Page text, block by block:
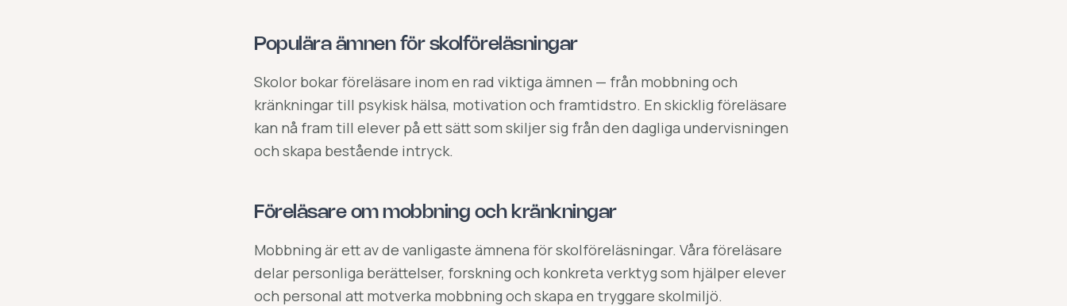
Populära ämnen för skolföreläsningar
Skolor bokar föreläsare inom en rad viktiga ämnen — från mobbning och
kränkningar till psykisk hälsa, motivation och framtidstro. En skicklig föreläsare
kan nå fram till elever på ett sätt som skiljer sig från den dagliga undervisningen
och skapa bestående intryck.
Föreläsare om mobbning och kränkningar
Mobbning är ett av de vanligaste ämnena för skolföreläsningar. Våra föreläsare
delar personliga berättelser, forskning och konkreta verktyg som hjälper elever
och personal att motverka mobbning och skapa en tryggare skolmiljö.